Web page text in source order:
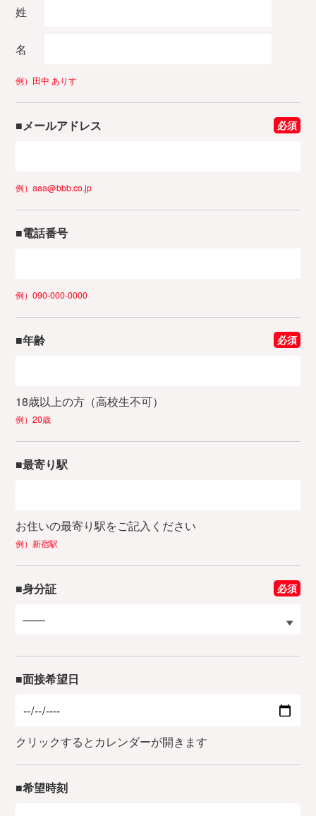
姓
名
例）田中 ありす
■メールアドレス 必須
例）aaa@bbb.co.jp
■電話番号
例）090-000-0000
■年齢 必須
18歳以上の方（高校生不可）
例）20歳
■最寄り駅
お住いの最寄り駅をご記入ください
例）新宿駅
■身分証 必須
■面接希望日
クリックするとカレンダーが開きます
■希望時刻